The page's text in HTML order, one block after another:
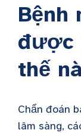
Bệnh
được
thế
Chẩn đoán
lâm sàng,